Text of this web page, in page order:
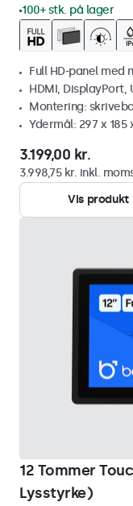
100+ stk. på lager
Full HD-panel med
HDMI, DisplayPort,
Montering:
Ydermål: 297 x 185
3.199,00 kr.
3.998,75 kr. inkl.
Vis produkt
12 Tommer
Lysstyrke)